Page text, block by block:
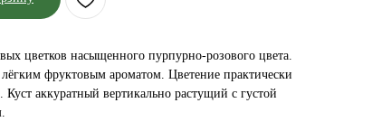
цветков насыщенного пурпурно-розового цвета.
фруктовым ароматом. Цветение практически
Куст аккуратный вертикально растущий с густой